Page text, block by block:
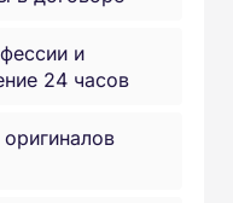
и
24 часов